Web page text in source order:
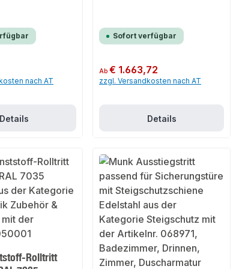
nach AT
Details
Sofort verfügbar
Regulärer Preis:
Ab€ 1.663,72
zzgl. Versandkosten nach AT
Details
Rolltritt